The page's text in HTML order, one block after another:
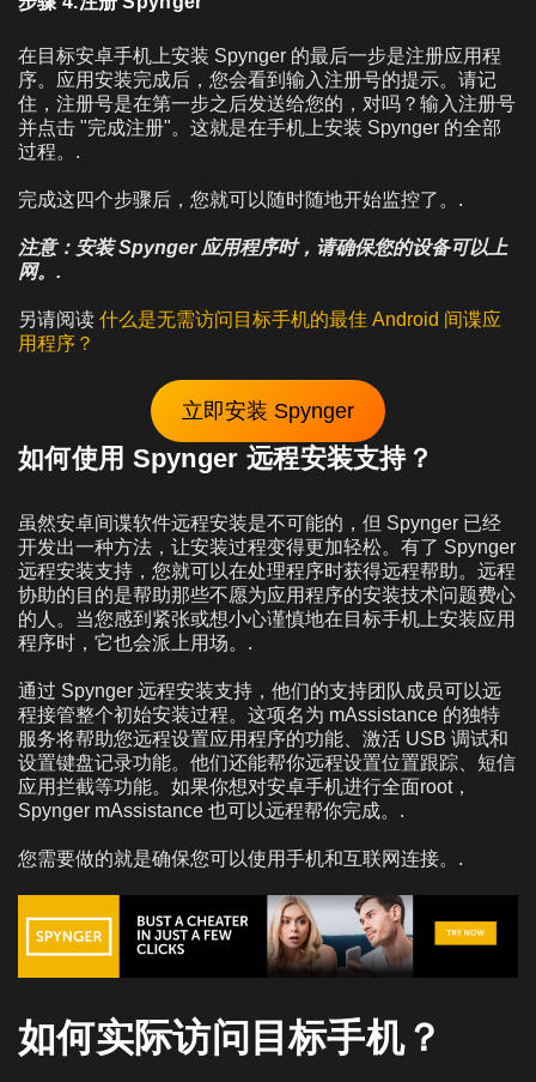
在目标安卓手机上安装 Spynger 的最后一步是注册应用程
序。应用安装完成后，您会看到输入注册号的提示。请记
住，注册号是在第一步之后发送给您的，对吗？输入注册号
并点击 "完成注册"。这就是在手机上安装 Spynger 的全部
过程。.
完成这四个步骤后，您就可以随时随地开始监控了。.
注意：安装 Spynger 应用程序时，请确保您的设备可以上
网。.
另请阅读 什么是无需访问目标手机的最佳 Android 间谍应
用程序？
立即安装 Spynger
如何使用 Spynger 远程安装支持？
虽然安卓间谍软件远程安装是不可能的，但 Spynger 已经
开发出一种方法，让安装过程变得更加轻松。有了 Spynger
远程安装支持，您就可以在处理程序时获得远程帮助。远程
协助的目的是帮助那些不愿为应用程序的安装技术问题费心
的人。当您感到紧张或想小心谨慎地在目标手机上安装应用
程序时，它也会派上用场。.
通过 Spynger 远程安装支持，他们的支持团队成员可以远
程接管整个初始安装过程。这项名为 mAssistance 的独特
服务将帮助您远程设置应用程序的功能、激活 USB 调试和
设置键盘记录功能。他们还能帮你远程设置位置跟踪、短信
应用拦截等功能。如果你想对安卓手机进行全面root，
Spynger mAssistance 也可以远程帮你完成。.
您需要做的就是确保您可以使用手机和互联网连接。.
如何实际访问目标手机？